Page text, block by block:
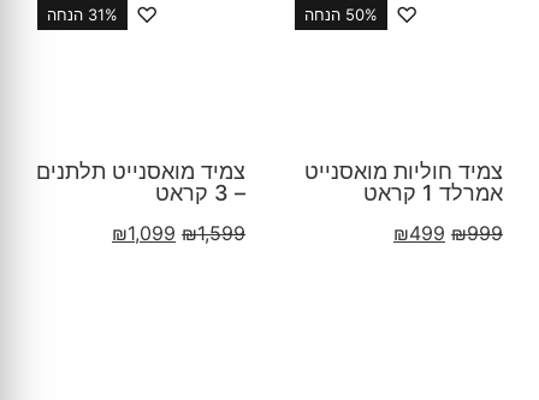
50% הנחה ♡
צמיד חוליות מואסנייט
אמרלד 1 קראט
₪999
₪499
31% הנחה ♡
צמיד מואסנייט תלתנים
– 3 קראט
₪1,599
₪1,099